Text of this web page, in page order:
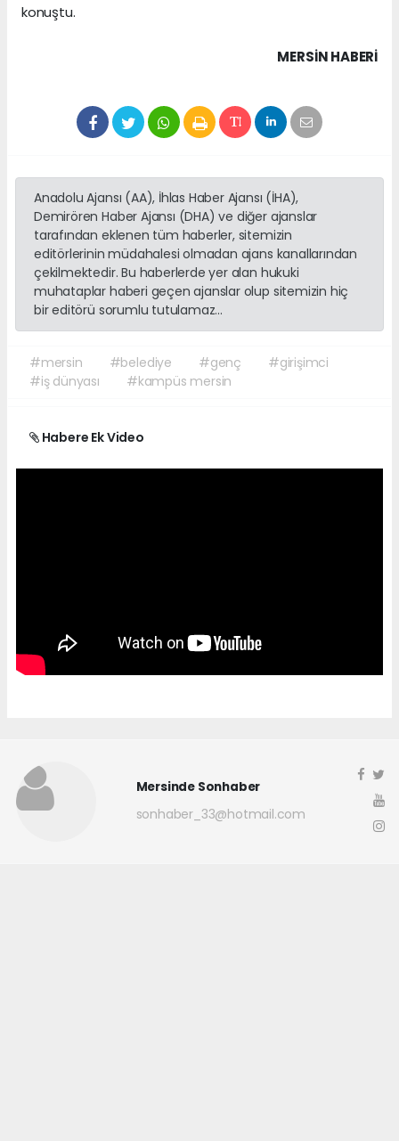
konuştu.
MERSIN HABERİ
Anadolu Ajansı (AA), İhlas Haber Ajansı (İHA),
Demirören Haber Ajansı (DHA) ve diğer ajanslar
tarafından eklenen tüm haberler, sitemizin
editörlerinin müdahalesi olmadan ajans kanallarından
çekilmektedir. Bu haberlerde yer alan hukuki
muhataplar haberi geçen ajanslar olup sitemizin hiç
bir editörü sorumlu tutulamaz...
#mersin #belediye #genç
#girişimci
#iş dünyası
#kampüs mersin
Habere Ek Video
Mersinde Sonhaber
sonhaber_33@hotmail.com